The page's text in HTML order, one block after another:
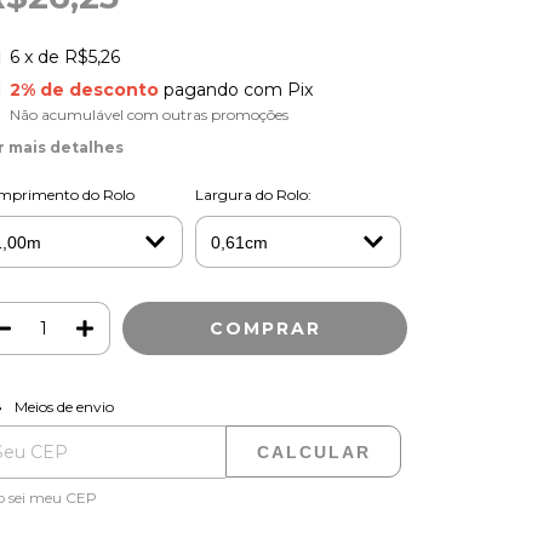
6 x de R$5,26
2% de descontopagando com Pix
Não acumulável com outras promoções
mais detalhes
do Rolo Largura do Rolo:
para o CEP:
Meios de envio
CALCULAR
sei meu CEP